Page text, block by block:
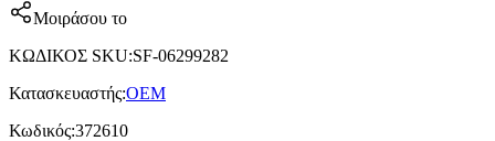
Μοιράσου το
ΚΩΔΙΚΟΣ SKU:SF-06299282
Κατασκευαστής:OEM
Κωδικός:372610